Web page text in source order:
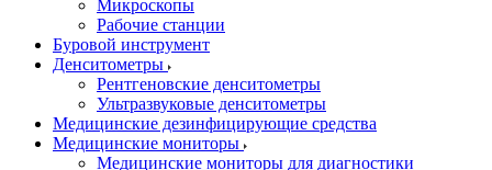
Микроскопы
Рабочие станции
Буровой инструмент
Денситометры
Рентгеновские денситометры
Ультразвуковые денситометры
Медицинские дезинфицирующие средства
Медицинские мониторы
Медицинские мониторы для диагностики